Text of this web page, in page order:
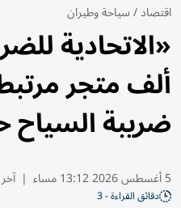
اقتصاد/سياحة وطيران
ألف متجر
ضريبة السياح
5 أغسطس 2026 13:12 مساء |
دقائق القراءة - 3